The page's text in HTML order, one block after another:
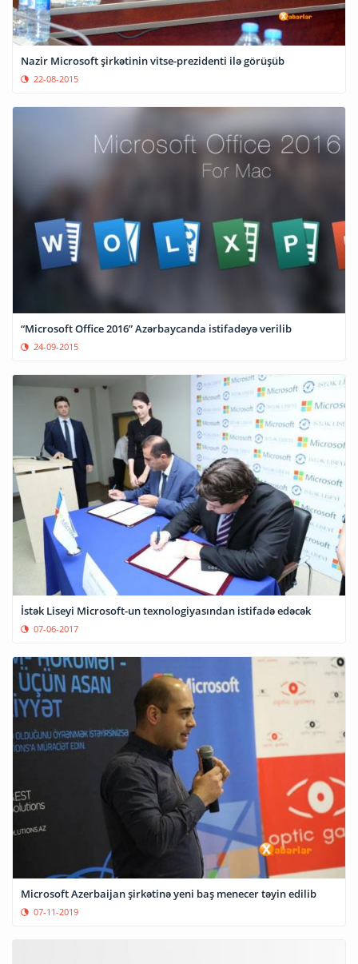
Nazir Microsoft şirkətinin vitse-prezidenti ilə görüşüb
22-08-2015
“Microsoft Office 2016” Azərbaycanda istifadəyə verilib
24-09-2015
İstək Liseyi Microsoft-un texnologiyasından istifadə edəcək
07-06-2017
Microsoft Azerbaijan şirkətinə yeni baş menecer təyin edilib
07-11-2019